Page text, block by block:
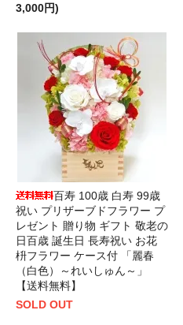
3,000円)
百寿 100歳 白寿 99歳
祝い プリザーブドフラワー プ
レゼント 贈り物 ギフト 敬老の
日百歳 誕生日 長寿祝い お花
枡フラワー ケース付 「麗春
（白色）～れいしゅん～」
【送料無料】
SOLD OUT